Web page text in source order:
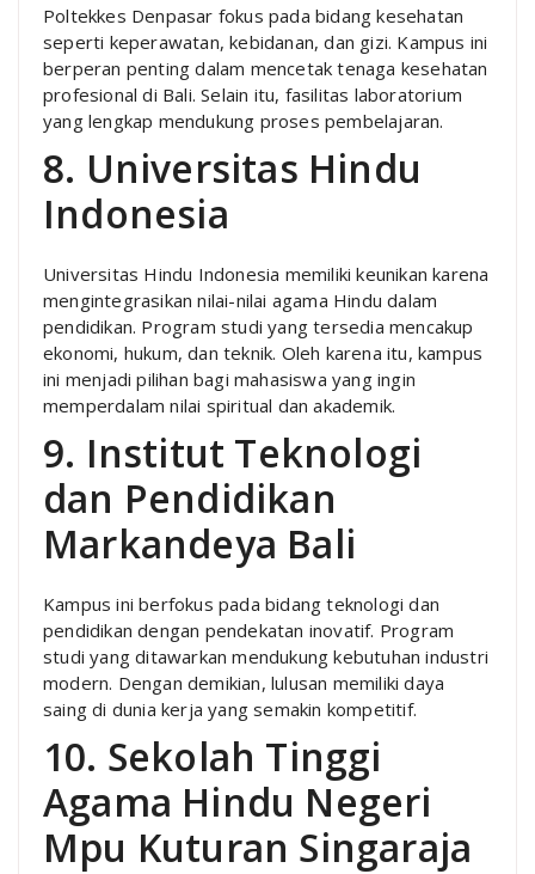
Poltekkes Denpasar fokus pada bidang kesehatan
seperti keperawatan, kebidanan, dan gizi. Kampus ini
berperan penting dalam mencetak tenaga kesehatan
profesional di Bali. Selain itu, fasilitas laboratorium
yang lengkap mendukung proses pembelajaran.
8. Universitas Hindu
Indonesia
Universitas Hindu Indonesia memiliki keunikan karena
mengintegrasikan nilai-nilai agama Hindu dalam
pendidikan. Program studi yang tersedia mencakup
ekonomi, hukum, dan teknik. Oleh karena itu, kampus
ini menjadi pilihan bagi mahasiswa yang ingin
memperdalam nilai spiritual dan akademik.
9. Institut Teknologi
dan Pendidikan
Markandeya Bali
Kampus ini berfokus pada bidang teknologi dan
pendidikan dengan pendekatan inovatif. Program
studi yang ditawarkan mendukung kebutuhan industri
modern. Dengan demikian, lulusan memiliki daya
saing di dunia kerja yang semakin kompetitif.
10. Sekolah Tinggi
Agama Hindu Negeri
Mpu Kuturan Singaraja